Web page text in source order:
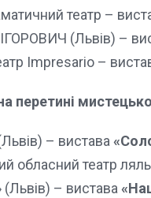
театр –
(Львів) –
Impresario –
перетині
– вистава
обласний театр
(Львів) – вистава